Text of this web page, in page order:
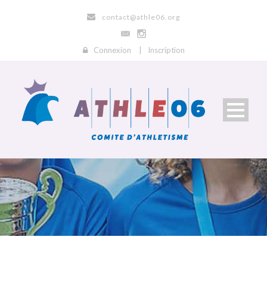
contact@athle06.org
Connexion Inscription